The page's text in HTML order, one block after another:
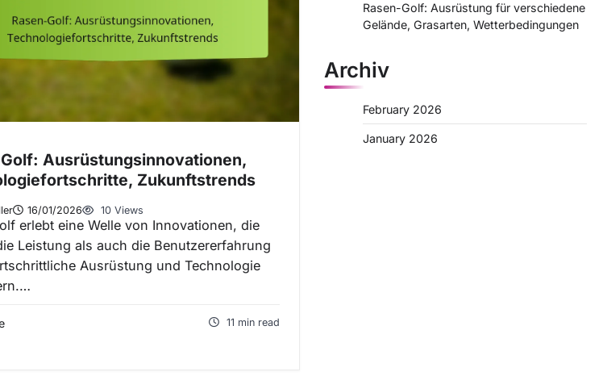
Ausrüstungsinnovationen,
Zukunftstrends
16/01/2026 10 Views
erlebt eine Welle von Innovationen, die
Leistung als auch die Benutzererfahrung
Ausrüstung und Technologie
11 min read
Rasen-Golf: Ausrüstung für verschiedene
Gelände, Grasarten, Wetterbedingungen
Archiv
February 2026
January 2026